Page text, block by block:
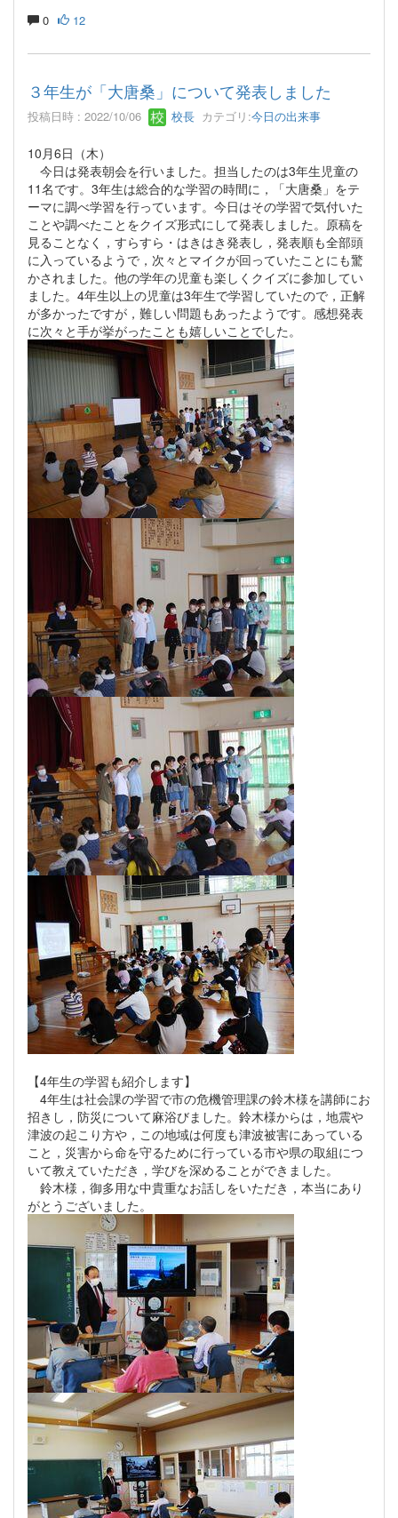
0 12
３年生が「大唐桑」について発表しました
投稿日時 : 2022/10/06 校長 カテゴリ:今日の出来事
10月6日（木）
今日は発表朝会を行いました。担当したのは3年生児童の
11名です。3年生は総合的な学習の時間に，「大唐桑」をテ
ーマに調べ学習を行っています。今日はその学習で気付いた
ことや調べたことをクイズ形式にして発表しました。原稿を
見ることなく，すらすら・はきはき発表し，発表順も全部頭
に入っているようで，次々とマイクが回っていたことにも驚
かされました。他の学年の児童も楽しくクイズに参加してい
ました。4年生以上の児童は3年生で学習していたので，正解
が多かったですが，難しい問題もあったようです。感想発表
に次々と手が挙がったことも嬉しいことでした。
【4年生の学習も紹介します】
4年生は社会課の学習で市の危機管理課の鈴木様を講師にお
招きし，防災について麻浴びました。鈴木様からは，地震や
津波の起こり方や，この地域は何度も津波被害にあっている
こと，災害から命を守るために行っている市や県の取組につ
いて教えていただき，学びを深めることができました。
鈴木様，御多用な中貴重なお話しをいただき，本当にあり
がとうございました。